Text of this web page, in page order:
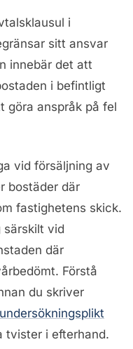
i
sitt ansvar
innebär det att
i befintligt
göra anspråk på fel
vid försäljning av
bostäder där
fastighetens skick.
särskilt vid
där
Förstå
du skriver
undersökningsplikt
tvister i efterhand.